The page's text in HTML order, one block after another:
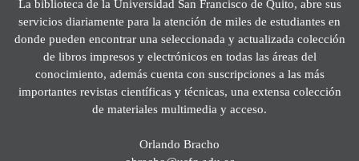
La biblioteca de la Universidad San Francisco de Quito, abre sus
servicios diariamente para la atención de miles de estudiantes en
donde pueden encontrar una seleccionada y actualizada colección
de libros impresos y electrónicos en todas las áreas del
conocimiento, además cuenta con suscripciones a las más
importantes revistas científicas y técnicas, una extensa colección
de materiales multimedia y acceso.
Orlando Bracho